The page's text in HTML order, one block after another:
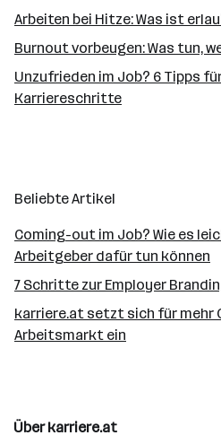
Arbeiten bei Hitze: Was ist
Burnout vorbeugen: Was tun,
Unzufrieden im Job? 6 Tipps
Karriereschritte
Beliebte Artikel
Coming-out im Job? Wie es
Arbeitgeber dafür tun können
7 Schritte zur Employer
karriere.at setzt sich für mehr
Arbeitsmarkt ein
Über karriere.at